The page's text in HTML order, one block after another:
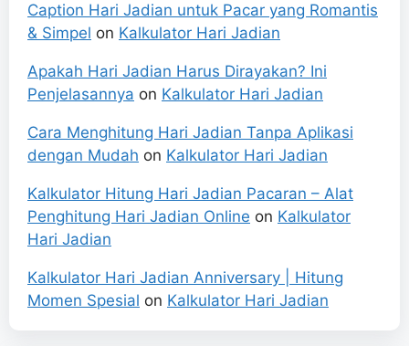
Caption Hari Jadian untuk Pacar yang Romantis
& Simpel on Kalkulator Hari Jadian
Apakah Hari Jadian Harus Dirayakan? Ini
Penjelasannya on Kalkulator Hari Jadian
Cara Menghitung Hari Jadian Tanpa Aplikasi
dengan Mudah on Kalkulator Hari Jadian
Kalkulator Hitung Hari Jadian Pacaran – Alat
Penghitung Hari Jadian Online on Kalkulator
Hari Jadian
Kalkulator Hari Jadian Anniversary | Hitung
Momen Spesial on Kalkulator Hari Jadian